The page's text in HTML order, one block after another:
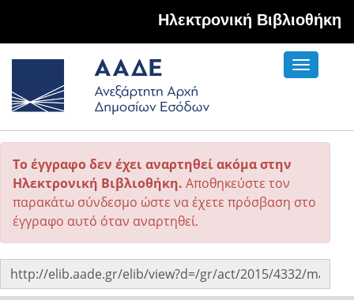
Hλεκτρονική Βιβλιοθήκη
Toggle
Το έγγραφο δεν έχει αναρτηθεί ακόμα στην
Ηλεκτρονική Βιβλιοθήκη. Αποθηκεύστε τον
παρακάτω σύνδεσμο ώστε να έχετε πρόσβαση στο
έγγραφο αυτό όταν αναρτηθεί.